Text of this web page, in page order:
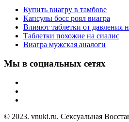
Купить виагру в тамбове
Капсулы босс роял виагра
Влияют таблетки от давления
Таблетки похожие на сиалис
Виагра мужская аналоги
Мы в социальных сетях
© 2023. vnuki.ru. Сексуальная